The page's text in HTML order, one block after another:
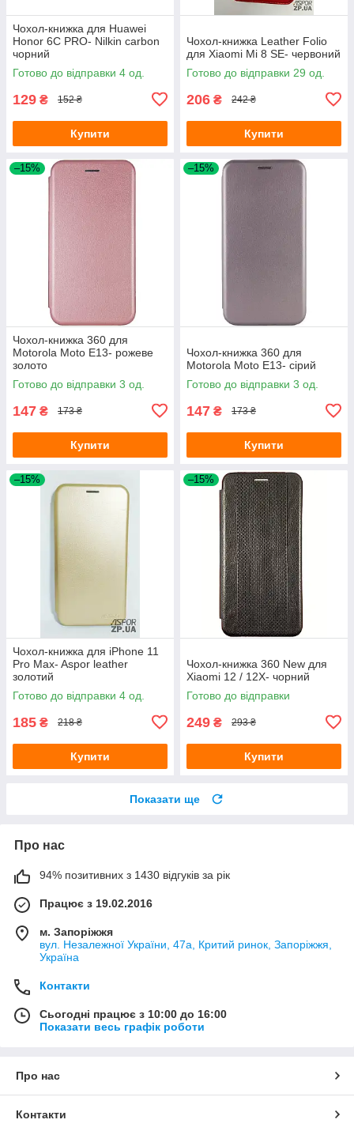
Чохол-книжка для Huawei
Honor 6C PRO- Nilkin carbon
чорний
Готово до відправки 4 од.
129 ₴ 152 ₴
Купити
Чохол-книжка Leather Folio
для Xiaomi Mi 8 SE- червоний
Готово до відправки 29 од.
206 ₴ 242 ₴
Купити
–15%
Чохол-книжка 360 для
Motorola Moto E13- рожеве
золото
Готово до відправки 3 од.
147 ₴ 173 ₴
Купити
–15%
Чохол-книжка 360 для
Motorola Moto E13- сірий
Готово до відправки 3 од.
147 ₴ 173 ₴
Купити
–15%
Чохол-книжка для iPhone 11
Pro Max- Aspor leather
золотий
Готово до відправки 4 од.
185 ₴ 218 ₴
Купити
–15%
Чохол-книжка 360 New для
Xiaomi 12 / 12X- чорний
Готово до відправки
249 ₴ 293 ₴
Купити
Показати ще
Про нас
94% позитивних з 1430 відгуків за рік
Працює з 19.02.2016
м. Запоріжжя
вул. Незалежної України, 47а, Критий ринок, Запоріжжя,
Україна
Контакти
Сьогодні працює з 10:00 до 16:00
Показати весь графік роботи
Про нас
Контакти